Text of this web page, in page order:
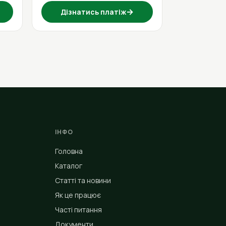
Дізнатись платіж→
ІНФО
Головна
Каталог
Статті та новини
Як це працює
Часті питання